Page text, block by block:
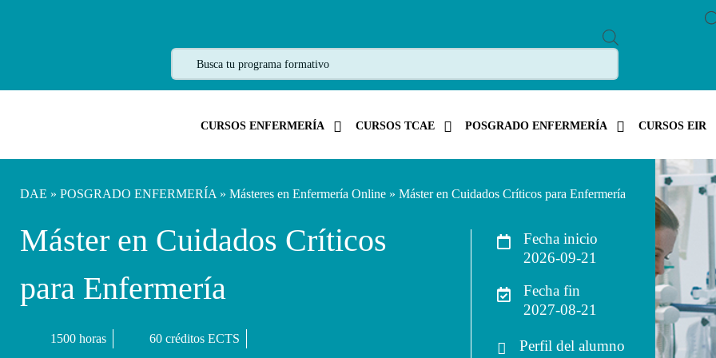
R
D
S
A
C
H
CURSOS ENFERMERÍA CURSOS TCAE POSGRADO ENFERMERÍA CURSOS EIR
DAE » POSGRADO ENFERMERÍA » Másteres en Enfermería Online» Máster en Cuidados Críticos para Enfermería
Máster en Cuidados Críticos
para Enfermería
1500 horas 60 créditos ECTS
Fecha inicio
2026-09-21
Fecha fin
2027-08-21
Perfil del alumno